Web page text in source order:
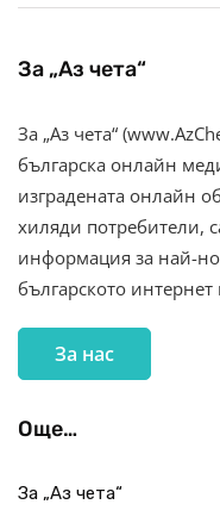
За „Аз чета“
За „Аз чета“
българска онлайн
изградената онлайн
хиляди потребители,
информация за най-
българското интернет
За нас
Още…
За „Аз чета“